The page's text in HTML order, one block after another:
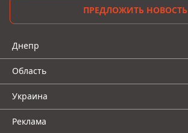
ПРЕДЛОЖИТЬ НОВОСТЬ
Днепр
Область
Украина
Реклама